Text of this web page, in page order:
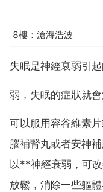
8樓：滄海浩波
失眠是神經衰弱引
弱，失眠的症狀就
可以服用容谷維素
腦補腎丸或者安神
以**神經衰弱，可
放鬆，消除一些軀